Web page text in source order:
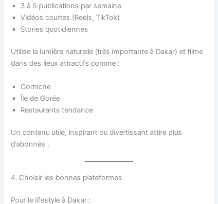
3 à 5 publications par semaine
Vidéos courtes (Reels, TikTok)
Stories quotidiennes
Utilise la lumière naturelle (très importante à Dakar) et filme
dans des lieux attractifs comme :
Corniche
Île de Gorée
Restaurants tendance
Un contenu utile, inspirant ou divertissant attire plus
d’abonnés .
4. Choisir les bonnes plateformes
Pour le lifestyle à Dakar :